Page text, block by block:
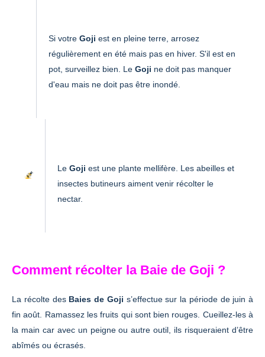
Si votre Goji est en pleine terre, arrosez
régulièrement en été mais pas en hiver. S'il est en
pot, surveillez bien. Le Goji ne doit pas manquer
d'eau mais ne doit pas être inondé.
Le Goji est une plante mellifère. Les abeilles et
insectes butineurs aiment venir récolter le
nectar.
Comment récolter la Baie de Goji ?
La récolte des Baies de Goji s’effectue sur la période de juin à
fin août. Ramassez les fruits qui sont bien rouges. Cueillez-les à
la main car avec un peigne ou autre outil, ils risqueraient d’être
abîmés ou écrasés.